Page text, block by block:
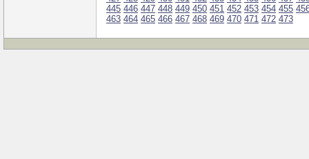
445 446 447 448 449 450 451 452 453 454 455
463 464 465 466 467 468 469 470 471 472 473